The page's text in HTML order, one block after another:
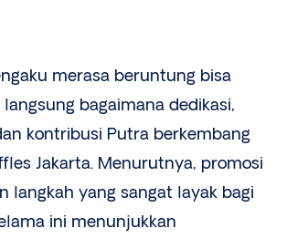
merasa beruntung bisa
bagaimana dedikasi,
kontribusi Putra berkembang
Jakarta. Menurutnya, promosi
langkah yang sangat layak bagi
ini menunjukkan